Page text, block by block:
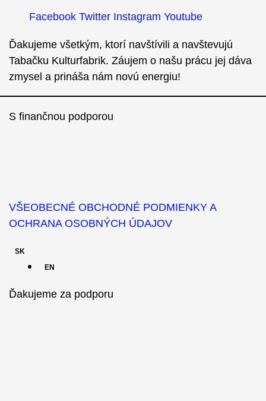
Facebook Twitter Instagram Youtube
Ďakujeme všetkým, ktorí navštívili a navštevujú
Tabačku Kulturfabrik. Záujem o našu prácu jej dáva
zmysel a prináša nám novú energiu!
S finančnou podporou
VŠEOBECNÉ OBCHODNÉ PODMIENKY A
OCHRANA OSOBNÝCH ÚDAJOV
SK
EN
Ďakujeme za podporu